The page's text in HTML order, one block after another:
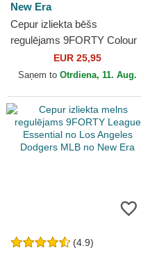
New Era
Cepur izliekta bēšs
regulējams 9FORTY Colour
Block no New York Yankees
MLB no New Era
EUR 25,95
Saņem to Otrdiena, 11. Aug.
(4.9)